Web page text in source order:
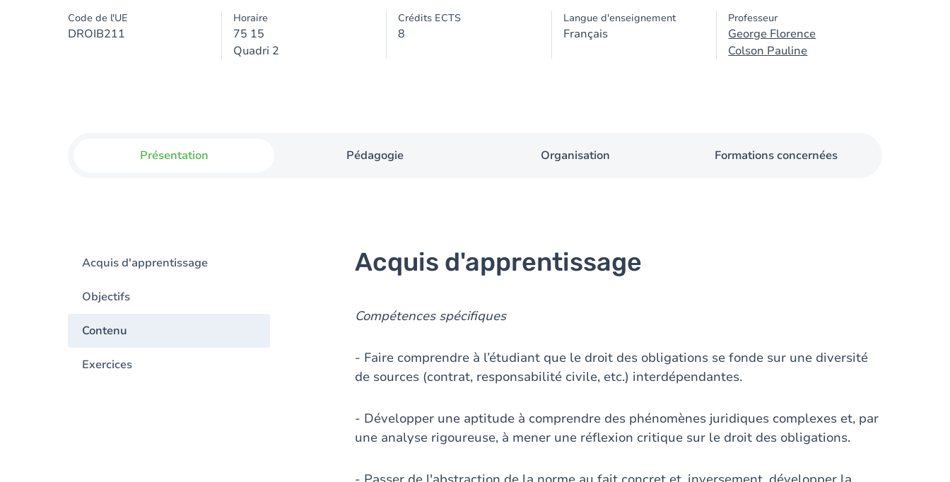
Code de l'UE
DROIB211
Horaire
75 15
Quadri 2
Crédits ECTS
8
Langue d'enseignement
Français
Professeur
George Florence
Colson Pauline
Présentation Pédagogie Organisation Formations concernées
Acquis d'apprentissage
Objectifs
Contenu
Exercices
Acquis d'apprentissage
Compétences spécifiques
- Faire comprendre à l’étudiant que le droit des obligations se fonde sur une diversité
de sources (contrat, responsabilité civile, etc.) interdépendantes.
- Développer une aptitude à comprendre des phénomènes juridiques complexes et, par
une analyse rigoureuse, à mener une réflexion critique sur le droit des obligations.